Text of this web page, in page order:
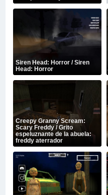
Siren Head: Horror / Siren
Head: Horror
Creepy Granny Scream:
Scary Freddy / Grito
espeluznante de la abuela:
freddy aterrador